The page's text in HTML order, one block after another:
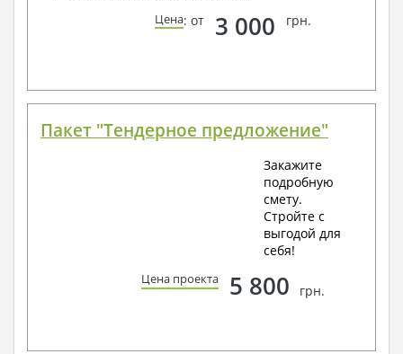
Цена: от 3 000 грн.
Пакет "Тендерное предложение"
Закажите
подробную
смету.
Стройте с
выгодой для
себя!
Цена проекта 5 800 грн.